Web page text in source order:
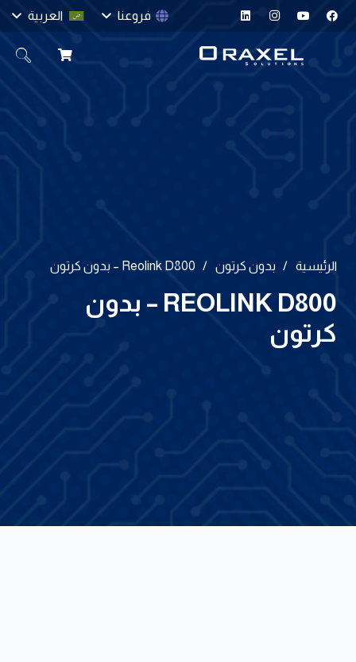
فروعنا العربية
الرئيسية / بدون كرتون / Reolink D800 – بدون كرتون
REOLINK D800 – بدون
كرتون